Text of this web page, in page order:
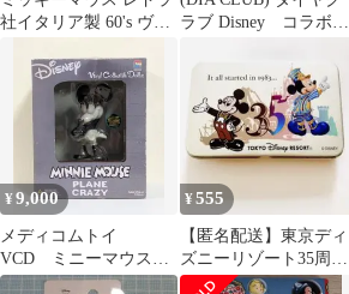
社イタリア製 60's ヴィ
ラブ Disney コラボ
¥9,000
メディコムトイ
VCD ミニーマウス
PLANE CRAZY フィ
¥555
【匿名配送】東京ディ
ズニーリゾート35周年
キャンディー缶 空き缶